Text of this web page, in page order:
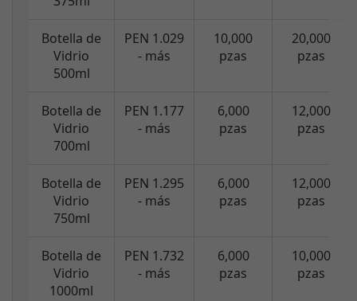
Botella de
Vidrio
500ml
PEN 1.029
- más
10,000
pzas
20,000
pzas
Botella de
Vidrio
700ml
PEN 1.177
- más
6,000
pzas
12,000
pzas
Botella de
Vidrio
750ml
PEN 1.295
- más
6,000
pzas
12,000
pzas
Botella de
Vidrio
1000ml
PEN 1.732
- más
6,000
pzas
10,000
pzas